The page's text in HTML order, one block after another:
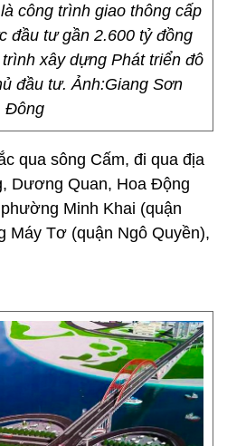
công trình giao thông cấp
đầu tư gần 2.600 tỷ đồng
xây dựng Phát triển đô
đầu tư. Ảnh:Giang Sơn
Đông
qua sông Cấm, đi qua địa
Dương Quan, Hoa Động
Minh Khai (quận
Máy Tơ (quận Ngô Quyền),